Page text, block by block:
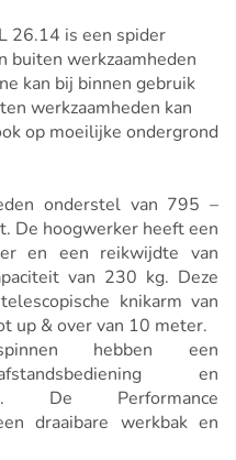
26.14 is een spider
buiten werkzaamheden
kan bij binnen gebruik
werkzaamheden kan
op moeilijke ondergrond
onderstel van 795 –
De hoogwerker heeft een
en een reikwijdte van
van 230 kg. Deze
knikarm van
up & over van 10 meter.
hebben een
en
De Performance
draaibare werkbak en